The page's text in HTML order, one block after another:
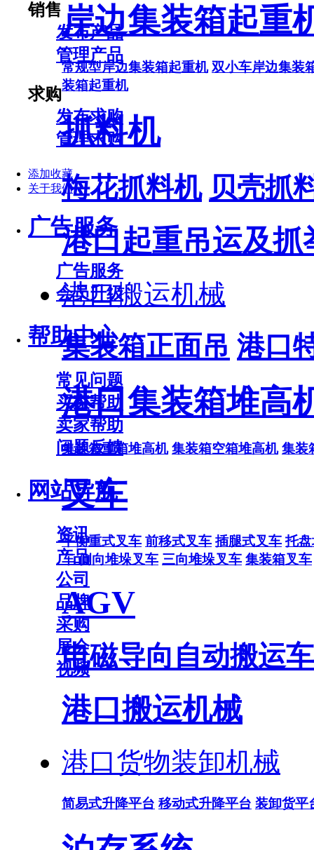
销售
发布产品
管理产品
求购
发布求购
管理求购
添加收藏
关于我们
广告服务
广告服务
会员升级
帮助中心
常见问题
买家帮助
卖家帮助
问题反馈
网站导航
资讯
产品
公司
品牌
采购
展会
视频
岸边集装箱起重
常规型岸边集装箱起重机 双小车岸边集装
装箱起重机
抓料机
梅花抓料机 贝壳抓
港口起重吊运及抓
港口搬运机械
集装箱正面吊 港口
港口集装箱堆高
集装箱重箱堆高机 集装箱空箱堆高机 集装
叉车
平衡重式叉车 前移式叉车 插腿式叉车 托
车 侧向堆垛叉车 三向堆垛叉车 集装箱叉车
AGV
电磁导向自动搬运车
港口搬运机械
港口货物装卸机械
简易式升降平台 移动式升降平台 装卸货平